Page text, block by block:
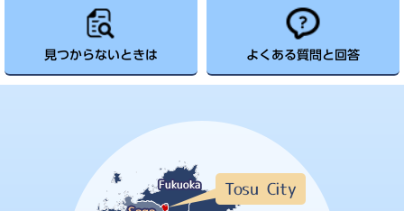
見つからないときは よくある質問と回答